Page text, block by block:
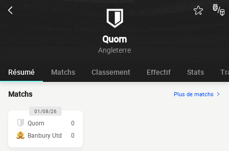
Quorn
Angleterre
Résumé Matchs Classement Effectif Stats
Matchs Plus de matchs
01/08/26
Quorn
0
Banbury Utd
0